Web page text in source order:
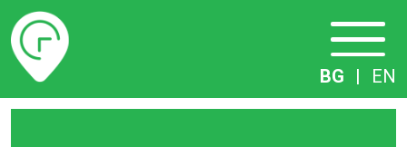
Разписание
BG | EN